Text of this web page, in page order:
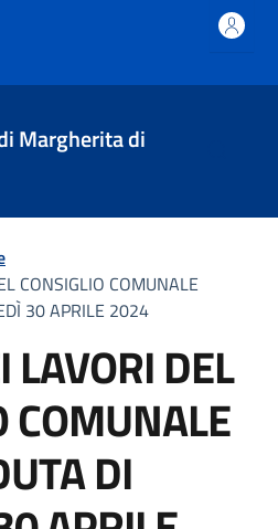
Margherita di
CONSIGLIO COMUNALE
30 APRILE 2024
LAVORI DEL
COMUNALE
DI